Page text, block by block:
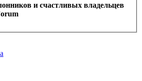
и счастливых владельцев